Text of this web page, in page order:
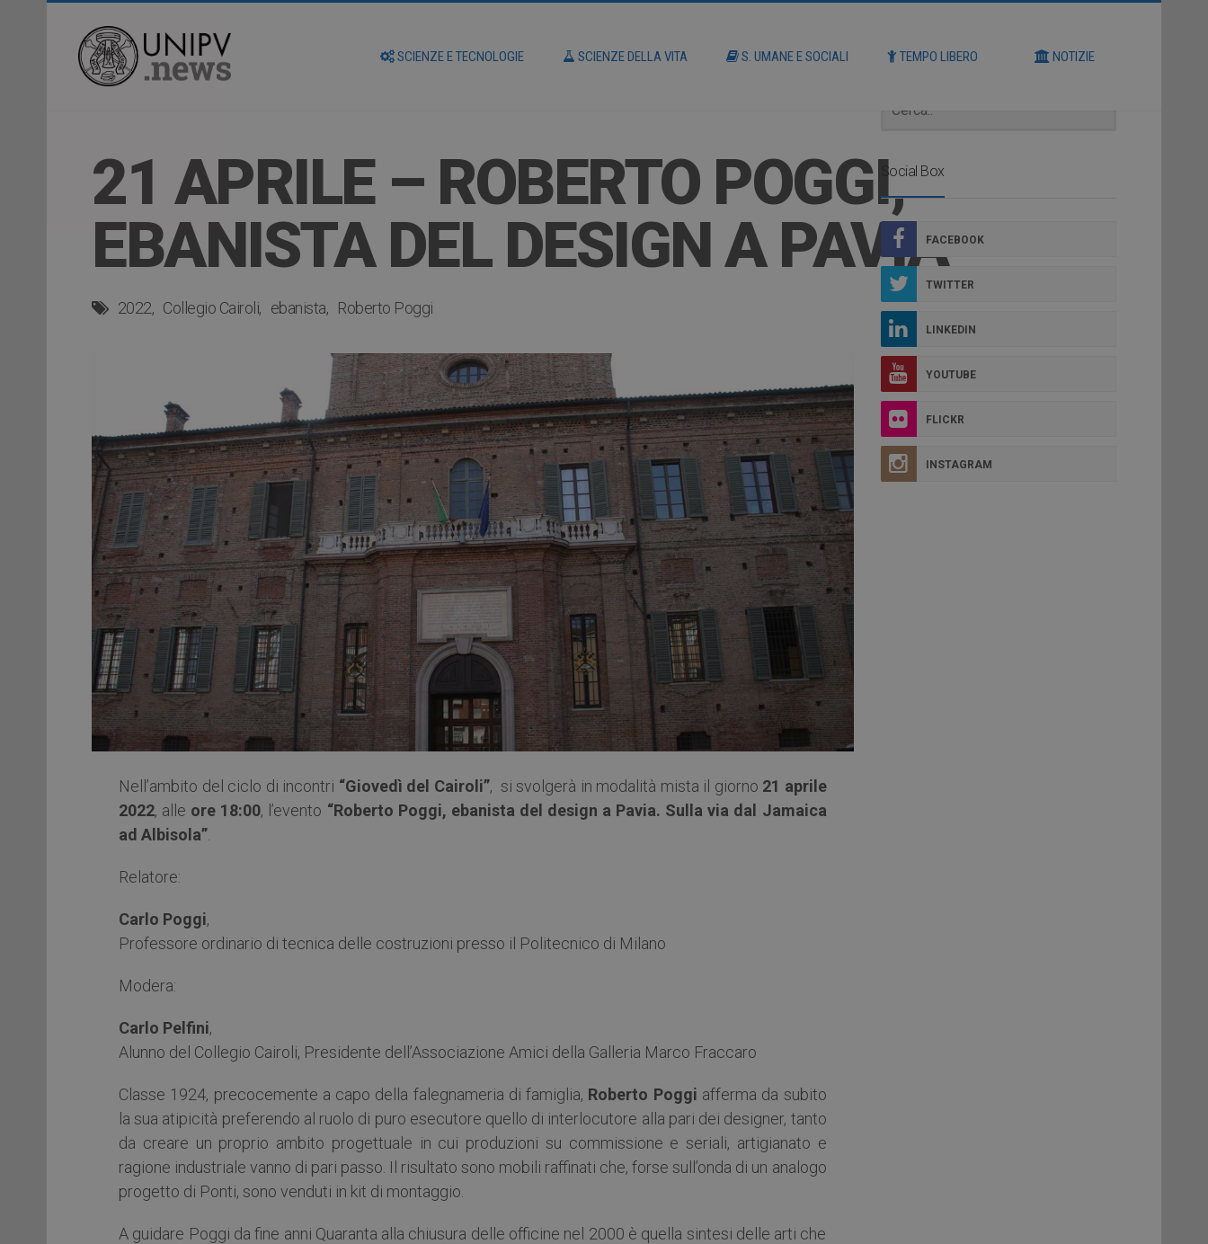
SCIENZE E TECNOLOGIE SCIENZE DELLA VITA S. UMANE E SOCIALI TEMPO LIBERO NOTIZIE
21 APRILE – ROBERTO POGGI,
EBANISTA DEL DESIGN A PAVIA
2022 Collegio Cairoli ebanista Roberto Poggi
Nell’ambito del ciclo di incontri “Giovedì del Cairoli”, si svolgerà in modalità mista il giorno 21 aprile
2022, alle ore 18:00, l’evento “Roberto Poggi, ebanista del design a Pavia. Sulla via dal Jamaica
ad Albisola”
Relatore:
Carlo Poggi,
Professore ordinario di tecnica delle costruzioni presso il Politecnico di Milano
Modera:
Carlo Pelfini,
Alunno del Collegio Cairoli, Presidente dell’Associazione Amici della Galleria Marco Fraccaro
Classe 1924, precocemente a capo della falegnameria di famiglia, Roberto Poggi afferma da subito
la sua atipicità preferendo al ruolo di puro esecutore quello di interlocutore alla pari dei designer, tanto
da creare un proprio ambito progettuale in cui produzioni su commissione e seriali, artigianato e
ragione industriale vanno di pari passo. Il risultato sono mobili raffinati che, forse sull’onda di un analogo
progetto di Ponti, sono venduti in kit di montaggio.
A guidare Poggi da fine anni Quaranta alla chiusura delle officine nel 2000 è quella sintesi delle arti che
Social Box
FACEBOOK
TWITTER
LINKEDIN
YOUTUBE
FLICKR
INSTAGRAM